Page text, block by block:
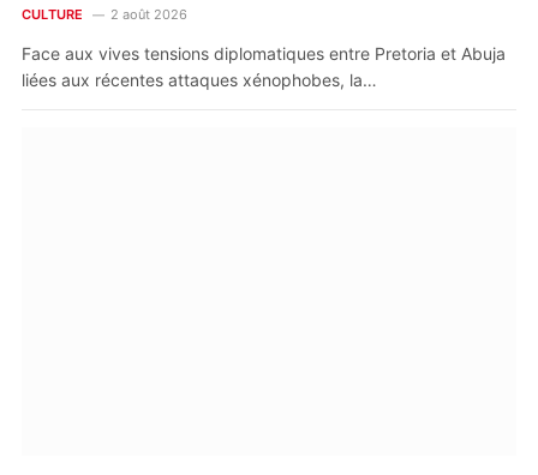
CULTURE 2 août 2026
Face aux vives tensions diplomatiques entre Pretoria et Abuja
liées aux récentes attaques xénophobes, la…